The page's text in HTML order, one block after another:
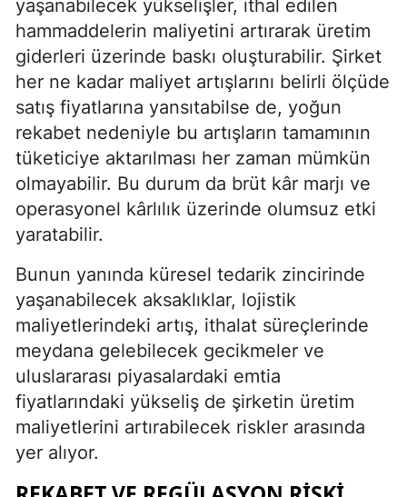
yaşanabilecek yükselişler, ithal edilen
hammaddelerin maliyetini artırarak üretim
giderleri üzerinde baskı oluşturabilir. Şirket
her ne kadar maliyet artışlarını belirli ölçüde
satış fiyatlarına yansıtabilse de, yoğun
rekabet nedeniyle bu artışların tamamının
tüketiciye aktarılması her zaman mümkün
olmayabilir. Bu durum da brüt kâr marjı ve
operasyonel kârlılık üzerinde olumsuz etki
yaratabilir.
Bunun yanında küresel tedarik zincirinde
yaşanabilecek aksaklıklar, lojistik
maliyetlerindeki artış, ithalat süreçlerinde
meydana gelebilecek gecikmeler ve
uluslararası piyasalardaki emtia
fiyatlarındaki yükseliş de şirketin üretim
maliyetlerini artırabilecek riskler arasında
yer alıyor.